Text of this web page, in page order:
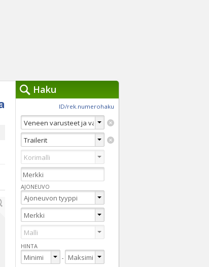
Haku
» ID/rek.numerohaku
AJONEUVO
HINTA
-